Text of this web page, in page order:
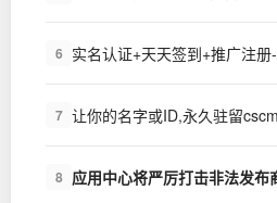
6 实名认证+天天签到+推广注
7 让你的名字或ID,永久驻留
8